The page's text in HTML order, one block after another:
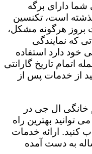
دارای برگه
است، تکنسین
بروز هرگونه مشکل،
که نمایندگی
خود دارد استفاده
اتمام تاریخ گارانتی
از خدمات پس از
خانگی ال جی در
بهترین راه
کنید. ارائه خدمات
به دست آمده